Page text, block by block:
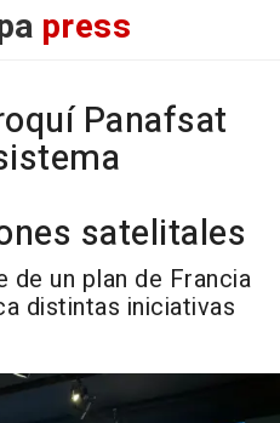
press
Panafsat
satelitales
un plan de Francia
distintas iniciativas